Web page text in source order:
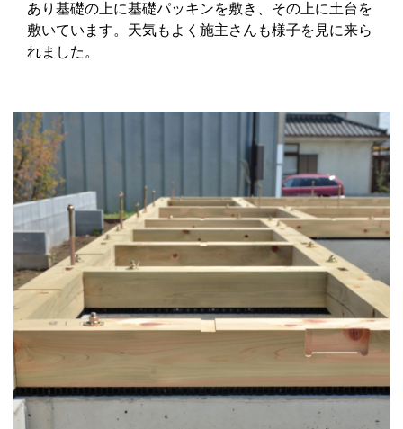
あり基礎の上に基礎パッキンを敷き、その上に土台を
敷いています。天気もよく施主さんも様子を見に来ら
れました。